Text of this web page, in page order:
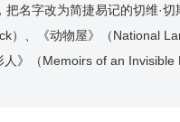
名字改为简捷易记的切维·
）、《动物屋》（National
》（Memoirs of an